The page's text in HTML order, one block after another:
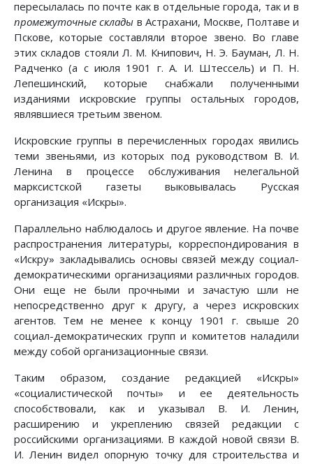
пересылалась по почте как в отдельные города, так и в
промежуточные склады в Астрахани, Москве, Полтаве и
Пскове, которые составляли второе звено. Во главе
этих складов стояли Л. М. Книпович, Н. Э. Бауман, Л. Н.
Радченко (а с июля 1901 г. А. И. Штессель) и П. Н.
Лепешинский, которые снабжали полученными
изданиями искровские группы остальных городов,
являвшиеся третьим звеном.
Искровские группы в перечисленных городах явились
теми звеньями, из которых под руководством В. И.
Ленина в процессе обслуживания нелегальной
марксистской газеты выковывалась Русская
организация «Искры».
Параллельно наблюдалось и другое явление. На почве
распространения литературы, корреспондирования в
«Искру» закладывались основы связей между социал-
демократическими организациями различных городов.
Они еще не были прочными и зачастую шли не
непосредственно друг к другу, а через искровских
агентов. Тем не менее к концу 1901 г. свыше 20
социал-демократических групп и комитетов наладили
между собой организационные связи.
Таким образом, создание редакцией «Искры»
«социалистической почты» и ее деятельность
способствовали, как и указывал В. И. Ленин,
расширению и укреплению связей редакции с
российскими организациями. В каждой новой связи В.
И. Ленин видел опорную точку для строительства и